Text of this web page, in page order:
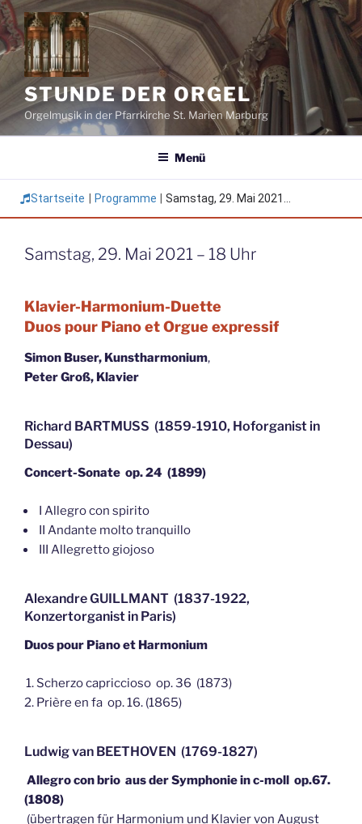
Zum
Inhalt
springen
STUNDE DER ORGEL
Orgelmusik in der Pfarrkirche St. Marien Marburg
Menü
Startseite Programme Samstag, 29. Mai 2021...
Samstag, 29. Mai 2021 – 18 Uhr
Klavier-Harmonium-Duette
Duos pour Piano et Orgue expressif
Simon Buser, Kunstharmonium,
Peter Groß, Klavier
Richard BARTMUSS (1859-1910, Hoforganist in
Dessau)
Concert-Sonate op. 24 (1899)
I Allegro con spirito
II Andante molto tranquillo
III Allegretto giojoso
Alexandre GUILLMANT (1837-1922,
Konzertorganist in Paris)
Duos pour Piano et Harmonium
Scherzo capriccioso op. 36 (1873)
Prière en fa op. 16. (1865)
Ludwig van BEETHOVEN (1769-1827)
Allegro con brio aus der Symphonie in c-moll op.67.
(1808)
(übertragen für Harmonium und Klavier von August